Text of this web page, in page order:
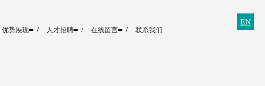
EN
优势展现 / 人才招聘 / 在线留言 / 联系我们